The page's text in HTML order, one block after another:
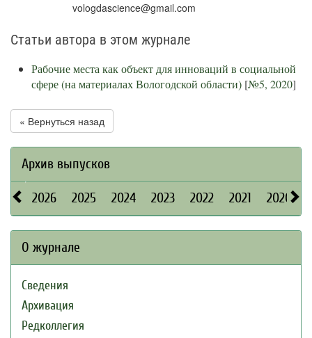
vologdascience@gmail.com
Статьи автора в этом журнале
Рабочие места как объект для инноваций в социальной
сфере (на материалах Вологодской области) [№5, 2020]
« Вернуться назад
Архив выпусков
2026 2025 2024 2023 2022 2021 2020
О журнале
Сведения
Архивация
Редколлегия